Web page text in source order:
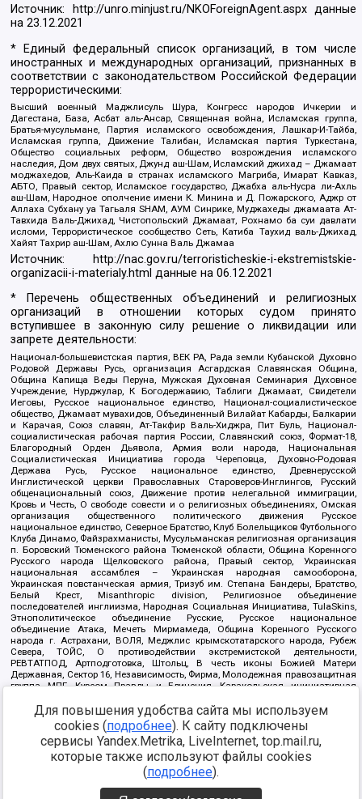
Источник: http://unro.minjust.ru/NKOForeignAgent.aspxданные
на23.12.2021
* Единый федеральный список организаций, в том числе
иностранных и международных организаций, признанных в
соответствии с законодательством Российской Федерации
террористическими:
Высший военный Маджлисуль Шура, Конгресс народов Ичкерии и
Дагестана, База, Асбат аль-Ансар, Священная война, Исламская группа,
Братья-мусульмане, Партия исламского освобождения, Лашкар-И-Тайба,
Исламская группа, Движение Талибан, Исламская партия Туркестана,
Общество социальных реформ, Общество возрождения исламского
наследия, Дом двух святых, Джунд аш-Шам, Исламский джихад – Джамаат
моджахедов, Аль-Каида в странах исламского Магриба, Имарат Кавказ,
АБТО, Правый сектор, Исламское государство, Джабха аль-Нусра ли-Ахль
аш-Шам, Народное ополчение имени К. Минина и Д. Пожарского, Аджр от
Аллаха Субхану уа Тагьаля SHAM, АУМ Синрике, Муджахеды джамаата Ат-
Тавхида Валь-Джихад, Чистопольский Джамаат, Рохнамо ба суи давлати
исломи, Террористическое сообщество Сеть, Катиба Таухид валь-Джихад,
Хайят Тахрир аш-Шам, Ахлю Сунна Валь Джамаа
Источник:
http://nac.gov.ru/terroristicheskie-i-ekstremistskie-
organizacii-i-materialy.html данные на06.12.2021
* Перечень общественных объединений и религиозных
организаций в отношении которых судом принято
вступившее в законную силу решение о ликвидации или
запрете деятельности:
Национал-большевистская партия, ВЕК РА, Рада земли Кубанской Духовно
Родовой Державы Русь, организация Асгардская Славянская Община,
Община Капища Веды Перуна, Мужская Духовная Семинария Духовное
Учреждение, Нурджулар, К Богодержавию, Таблиги Джамаат, Свидетели
Иеговы, Русское национальное единство, Национал-социалистическое
общество, Джамаат мувахидов, Объединенный Вилайат Кабарды, Балкарии
и Карачая, Союз славян, Ат-Такфир Валь-Хиджра, Пит Буль, Национал-
социалистическая рабочая партия России, Славянский союз, Формат-18,
Благородный Орден Дьявола, Армия воли народа, Национальная
Социалистическая Инициатива города Череповца, Духовно-Родовая
Держава Русь, Русское национальное единство, Древнерусской
Инглистической церкви Православных Староверов-Инглингов, Русский
общенациональный союз, Движение против нелегальной иммиграции,
Кровь и Честь, О свободе совести и о религиозных объединениях, Омская
организация общественного политического движения Русское
национальное единство, Северное Братство, Клуб Болельщиков Футбольного
Клуба Динамо, Файзрахманисты, Мусульманская религиозная организация
п. Боровский Тюменского района Тюменской области, Община Коренного
Русского народа Щелковского района, Правый сектор, Украинская
национальная ассамблея – Украинская народная самооборона,
Украинская повстанческая армия, Тризуб им. Степана Бандеры, Братство,
Белый Крест, Misanthropic division, Религиозное объединение
последователей инглиизма, Народная Социальная Инициатива, TulaSkins,
Этнополитическое объединение Русские, Русское национальное
объединение Атака, Мечеть Мирмамеда, Община Коренного Русского
народа г. Астрахани, ВОЛЯ, Меджлис крымскотатарского народа, Рубеж
Севера, ТОЙС, О противодействии экстремистской деятельности,
РЕВТАТПОД, Артподготовка, Штольц, В честь иконы Божией Матери
Державная, Сектор 16, Независимость, Фирма, Молодежная правозащитная
группа МПГ, Курсом Правды и Единения, Каракольская инициативная
Благотворительный пансионат Ак Умут, Русская республика Русь,
Арестантское уголовное единство, Башкорт, Нация и свобода, W.H.С., Фалунь
Дафа, Иртыш Ultras, Русский Патриотический клуб-Новокузнецк/РПК,
Сибирский державный союз, Фонд борьбы с коррупцией, Фонд защиты прав
граждан, Штабы Навального, Совет граждан СССР Прикубанского округа г.
Краснодара
https://minjust.gov.ru/ru/documents/7822/
Для повышения удобства сайта мы используем
cookies (подробнее). К сайту подключены
сервисы Yandex.Metrika, LiveInternet, top.mail.ru,
которые также используют файлы cookies
(подробнее).